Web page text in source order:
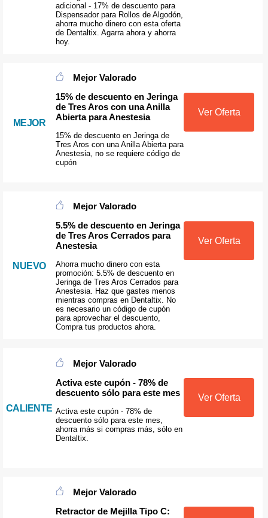
adicional - 17% de descuento para
Dispensador para Rollos de Algodón,
ahorra mucho dinero con esta oferta
de Dentaltix. Agarra ahora y ahorra
hoy.
MEJOR
Mejor Valorado
15% de descuento en Jeringa
de Tres Aros con una Anilla
Abierta para Anestesia
15% de descuento en Jeringa de
Tres Aros con una Anilla Abierta para
Anestesia, no se requiere código de
cupón
Ver Oferta
NUEVO
Mejor Valorado
5.5% de descuento en Jeringa
de Tres Aros Cerrados para
Anestesia
Ahorra mucho dinero con esta
promoción: 5.5% de descuento en
Jeringa de Tres Aros Cerrados para
Anestesia. Haz que gastes menos
mientras compras en Dentaltix. No
es necesario un código de cupón
para aprovechar el descuento,
Compra tus productos ahora.
Ver Oferta
CALIENTE
Mejor Valorado
Activa este cupón - 78% de
descuento sólo para este mes
Activa este cupón - 78% de
descuento sólo para este mes,
ahorra más si compras más, sólo en
Dentaltix.
Ver Oferta
Mejor Valorado
Retractor de Mejilla Tipo C: